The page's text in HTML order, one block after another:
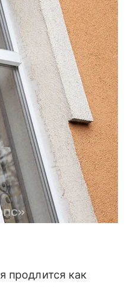
продлится как